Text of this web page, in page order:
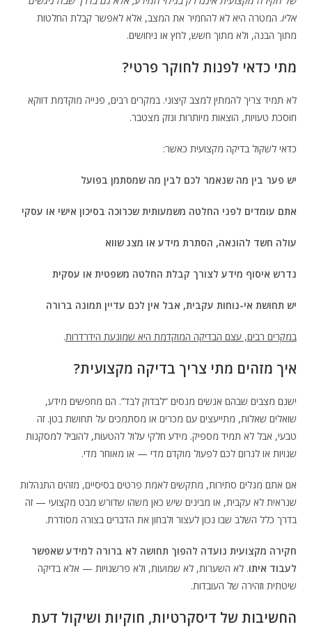
אליו. המטרה היא לא להחמיר את המצב, אלא לאפשר קבלת החלטות
מתוך הבנה, ולא מתוך חשש, לחץ או ניחושים.
מתי כדאי לפנות לחוקר פרטי?
לא תמיד צריך להמתין למצב קיצוני. במקרים רבים, פנייה מוקדמת דווקא
חוסכת טעויות, הוצאות מיותרות ונזק מצטבר.
כדאי לשקול בדיקה מקצועית כאשר:
יש פער בין מה שנאמר לכם לבין מה שמסתמן בפועל
אתם עומדים לפני החלטה משמעותית שכרוכה בסיכון אישי או עסקי
עולה חשד להונאה, הסתרת מידע או מצג שווא
נדרש איסוף מידע לצורך קבלת החלטה משפטית או עסקית
יש תחושת אי-נוחות עקבית, אבל אין לכם עדיין תמונה ברורה
במקרים רבים, עצם הבדיקה המוקדמת היא שמונעת הידרדרות.
איך מזהים מתי צריך בדיקה מקצועית?
ישנם מצבים שבהם אנשים מנסים “לבדוק לבד”. הם מחפשים מידע,
שואלים שאלות, מתייעצים עם מכרים או מסתמכים על תחושת בטן. זה
טבעי, אבל לא תמיד מספיק. מידע חלקי עלול להטעות, להוביל למסקנות
שגויות או לגרום לכם לפעול מוקדם מדי — או מאוחר מדי.
אם אתם מגלים סתירות, מתקשים לאמת פרטים בסיסיים, מזהים התנהלות
שנראית לא עקבית, או מבינים שיש כאן משהו שדורש מבט מקצועי — זה
בדרך כלל השלב שבו נכון לעצור ולבחון את הדברים בצורה מסודרת.
חקירה מקצועית נועדה להפוך תחושה לא ברורה למידע שאפשר
לעבוד איתו. לא השערות, לא שמועות, ולא פרשנויות — אלא בדיקה
שיטתית וזהירה של העובדות.
החשיבות של דיסקרטיות, חוקיות ושיקול דעת